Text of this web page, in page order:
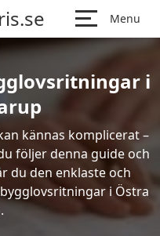
Menu
i
kännas komplicerat –
följer denna guide och
du den enklaste och
i Östra